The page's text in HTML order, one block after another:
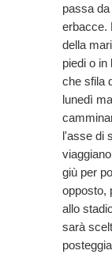
passa
erbacce.
della
piedi o in
che sfila
lunedì
l'asse di
giù per
opposto,
allo
sarà